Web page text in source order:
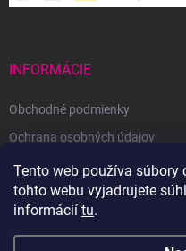
Tento web používa súbory
tohto webu vyjadrujete
informácií tu.
INFORMÁCIE
Obchodné podmienky
Ochrana osobných údajov
Reklamačný poriadok
Odstúpenie od zmluvy